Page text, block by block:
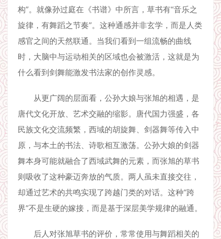
构”。就像孙过庭在《书谱》中所言，草书有“音乐之
旋律，有舞蹈之节奏”。这种通感并非玄学，而是人类
感官之间的天然联通。当我们看到一组流畅的曲线
时，大脑中与运动相关的区域也会被激活，这就是为
什么看到剑舞能激发书法家的创作灵感。
从更广阔的层面看，公孙大娘与张旭的相遇，是
唐代文化开放、艺术交融的缩影。唐代国力强盛，各
民族文化交流频繁，西域的胡旋舞、剑器舞等传入中
原，与本土的书法、诗歌相互激荡。公孙大娘的剑器
舞本身可能就融合了西域武舞的元素，而张旭的草书
则吸收了这种豪迈奔放的气质。两人虽未直接交往，
却通过艺术的共鸣实现了跨越门类的对话。这种“跨
界”不是生硬的嫁接，而是基于深层美学规律的融通。
后人对张旭草书的评价，常常使用与舞蹈相关的